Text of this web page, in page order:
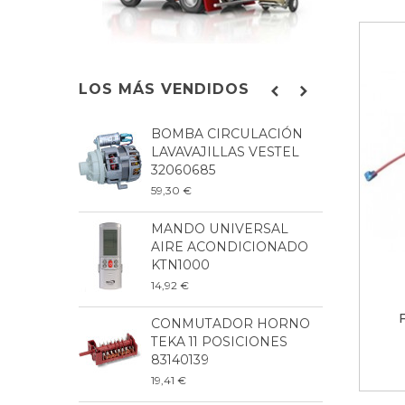
LOS MÁS VENDIDOS
BOMBA CIRCULACIÓN
LAVAVAJILLAS VESTEL
32060685
59,30 €
MANDO UNIVERSAL
AIRE ACONDICIONADO
KTN1000
14,92 €
CONMUTADOR HORNO
TEKA 11 POSICIONES
83140139
19,41 €